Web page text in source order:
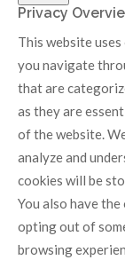
Privacy
This website
you navigate
that are
as they are
of the website.
analyze and
cookies will be
You also have
opting out of
browsing